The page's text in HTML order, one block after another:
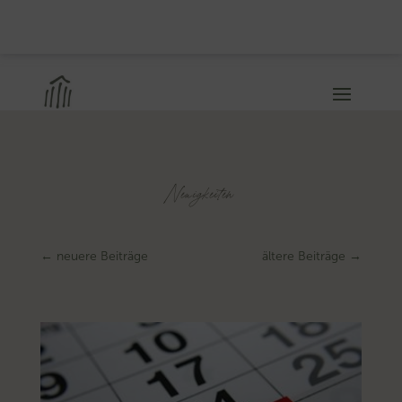
Neuigkeiten
← neuere Beiträge ältere Beiträge →